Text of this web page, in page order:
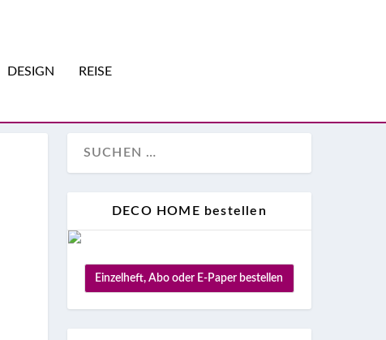
DESIGN
REISE
DECO HOME bestellen
Einzelheft, Abo oder E-Paper bestellen